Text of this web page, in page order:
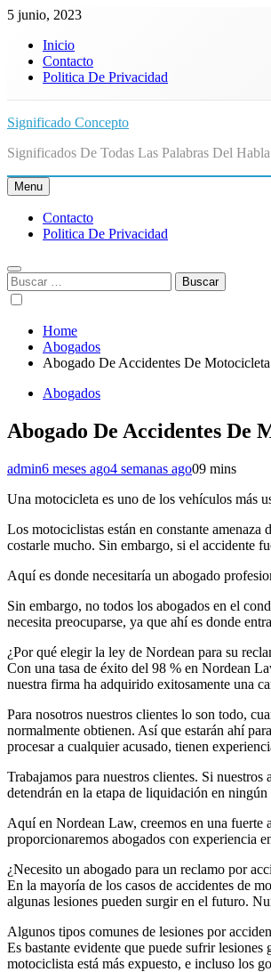
Skip
content
5 junio, 2023
Inicio
Contacto
Politica De Privacidad
Significado Concepto
Significados De Todas Las Palabras Del
Menu
Contacto
Politica De Privacidad
Buscar:
Home
Abogados
Abogado De Accidentes De
Abogados
Abogado De Accidentes De
admin6 meses ago4 semanas ago09 mins
Una motocicleta es uno de los vehículos más
Los motociclistas están en constante
costarle mucho. Sin embargo, si el accidente
Aquí es donde necesitaría un abogado
Sin embargo, no todos los abogados en el
necesita preocuparse, ya que ahí es donde
¿Por qué elegir la ley de Nordean para su
Con una tasa de éxito del 98 % en Nordean
nuestra firma ha adquirido exitosamente una
Para nosotros nuestros clientes lo son todo,
normalmente obtienen. Así que estarán ahí
procesar a cualquier acusado, tienen
Trabajamos para nuestros clientes. Si
detendrán en la etapa de liquidación en ningún
Aquí en Nordean Law, creemos en una fuerte
proporcionaremos abogados con experiencia
¿Necesito un abogado para un reclamo por
En la mayoría de los casos de accidentes de
algunas lesiones pueden surgir en el futuro.
Algunos tipos comunes de lesiones por
Es bastante evidente que puede sufrir
motociclista está más expuesto, e incluso los